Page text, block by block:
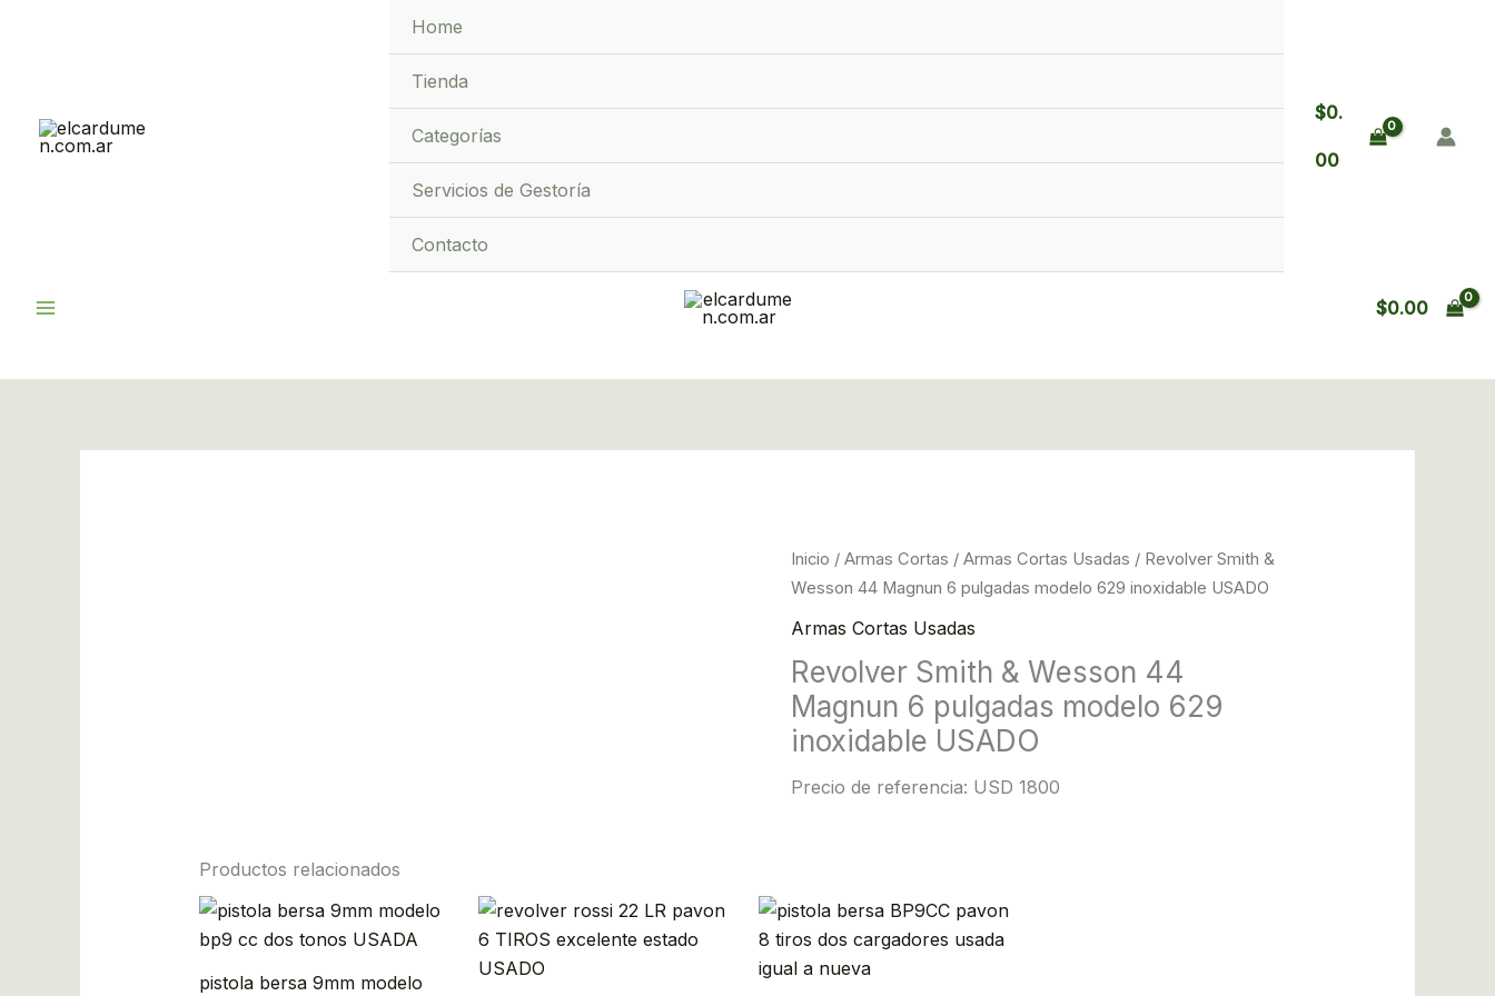
Home
Tienda
Categorías
Servicios de Gestoría
Contacto
$0.
00
$0.00
Inicio /Armas Cortas /Armas Cortas Usadas / Revolver Smith &
Wesson 44 Magnun 6 pulgadas modelo 629 inoxidable USADO
Armas Cortas Usadas
Revolver Smith & Wesson 44
Magnun 6 pulgadas modelo 629
inoxidable USADO
Precio de referencia: USD 1800
Productos relacionados
pistola bersa 9mm modelo